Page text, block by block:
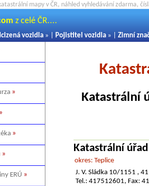
mapy v ČR, náhled vyhledávání zdarma,
z celé ČR....
vozidla » | Pojistitel vozidla » | Zimní
»
»
»
»
ERÚ »
Katastrální
Katastrální
okres: Teplice
J. V. Sládka 10/1151 ,
Tel.: 417512601, Fax: